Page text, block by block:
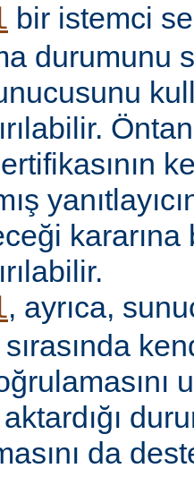
bir istemci
durumunu
kararına
, ayrıca,
da